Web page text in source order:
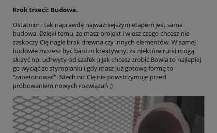
Krok trzeci: Budowa.
Ostatnim i tak naprawdę najważniejszym etapem jest sama
budowa. Dzięki temu, że masz projekt i wiesz czego chcesz nie
zaskoczy Cię nagle brak drewna czy innych elementów. W samej
budowie możesz być bardzo kreatywny, za niektóre rurki mogą
służyć np. uchwyty od szafek ;) Jak chcesz zrobić Bowla to najlepiej
go wyciąć ze styropianiu i gdy masz już gotową formę to
"zabetonować". Niech nic Cię nie powstrzymuje przed
próbowaniem nowych rozwiązań ;)